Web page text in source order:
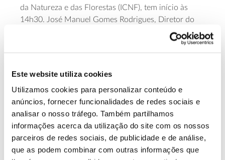
Este website utiliza cookies
Utilizamos cookies para personalizar conteúdo e
anúncios, fornecer funcionalidades de redes sociais e
analisar o nosso tráfego. Também partilhamos
informações acerca da utilização do site com os nossos
parceiros de redes sociais, de publicidade e de análise,
que as podem combinar com outras informações que
da Natureza e das Florestas (ICNF), tem início às
14h30. José Manuel Gomes Rodrigues, Diretor do
Departamento de Gestão e Valorização da Floresta
do ICNF vai falar de gestão de riscos fitossanitários.
Ainscriçãoé gratuita.
13.07.2026
Genoma do priolo e de outras espécies em risco:
conhecer para conservar